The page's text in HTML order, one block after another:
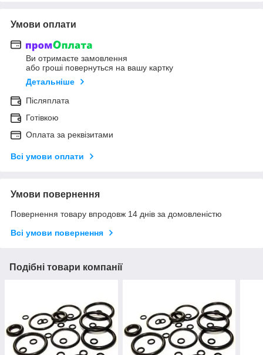
Умови оплати
Ви отримаєте замовлення
або гроші повернуться на вашу картку
Детальніше
Післяплата
Готівкою
Оплата за реквізитами
Всі умови оплати
Умови повернення
Повернення товару впродовж 14 днів за домовленістю
Всі умови повернення
Подібні товари компанії